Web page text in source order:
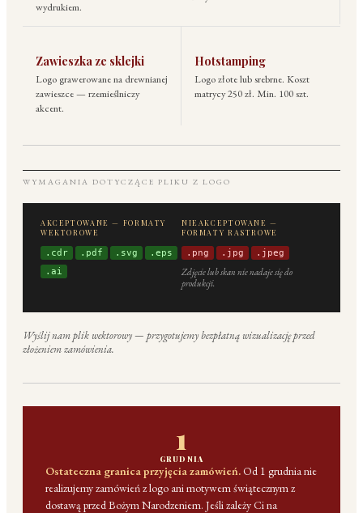
wydrukiem.
Zawieszka ze sklejki
Logo grawerowane na drewnianej
zawieszce — rzemieślniczy
akcent.
Hotstamping
Logo złote lub srebrne. Koszt
matrycy 250 zł. Min. 100 szt.
WYMAGANIA DOTYCZĄCE PLIKU Z LOGO
AKCEPTOWANE — FORMATY
WEKTOROWE
.cdr .pdf .svg
.eps
.ai
NIEAKCEPTOWANE —
FORMATY RASTROWE
.png .jpg .jpeg
Zdjęcie lub skan nie nadaje się do
produkcji.
Wyślij nam plik wektorowy — przygotujemy bezpłatną wizualizację przed
złożeniem zamówienia.
1
GRUDNIA
Ostateczna granica przyjęcia zamówień.Od 1 grudnia nie
realizujemy zamówień z logo ani motywem świątecznym z
dostawą przed Bożym Narodzeniem. Jeśli zależy Ci na